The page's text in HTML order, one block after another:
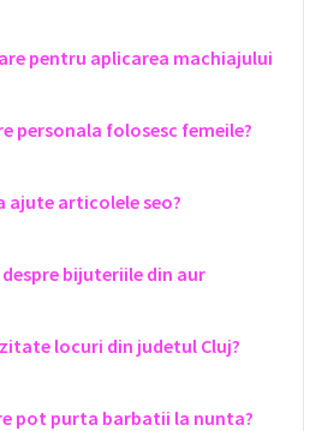
pentru aplicarea machiajului
personala folosesc femeile?
ajute articolele seo?
bijuteriile din aur
locuri din judetul Cluj?
pot purta barbatii la nunta?